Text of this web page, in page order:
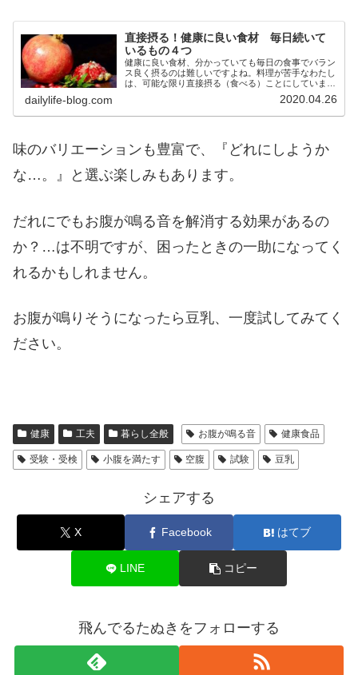
直接摂る！健康に良い食材 毎日続いて
いるもの４つ
健康に良い食材、分かっていても毎日の食事でバラン
ス良く摂るのは難しいですよね。料理が苦手なわたし
は、可能な限り直接摂る（食べる）ことにしていま
す。毎日続いている健康食材をご紹介します。
dailylife-blog.com 2020.04.26
味のバリエーションも豊富で、『どれにしようか
な…。』と選ぶ楽しみもあります。
だれにでもお腹が鳴る音を解消する効果があるの
か？…は不明ですが、困ったときの一助になってく
れるかもしれません。
お腹が鳴りそうになったら豆乳、一度試してみてく
ださい。
健康 工夫 暮らし全般 お腹が鳴る音 健康食品
受験・受検 小腹を満たす 空腹 試験 豆乳
シェアする
X Facebook はてブ
LINE コピー
飛んでるたぬきをフォローする